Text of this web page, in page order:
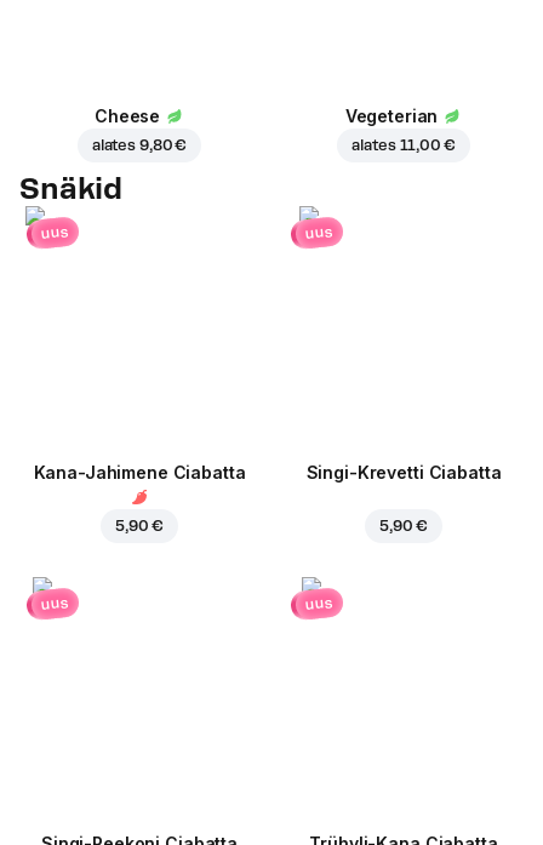
Cheese
alates 9,80 €
Vegeterian
alates 11,00 €
Snäkid
uus
Kana-Jahimene Ciabatta
5,90 €
uus
Singi-Krevetti Ciabatta
5,90 €
uus uus